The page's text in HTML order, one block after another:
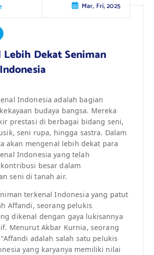
Mar, Fri, 2025
Lebih Dekat Seniman
Indonesia adalah bagian
budaya bangsa. Mereka
prestasi di berbagai bidang seni,
seni rupa, hingga sastra. Dalam
akan mengenal lebih dekat para
Indonesia yang telah
besar dalam
seni di tanah air.
terkenal Indonesia yang patut
Affandi, seorang pelukis
dikenal dengan gaya lukisannya
Menurut Akbar Kurnia, seorang
adalah salah satu pelukis
yang karyanya memiliki nilai